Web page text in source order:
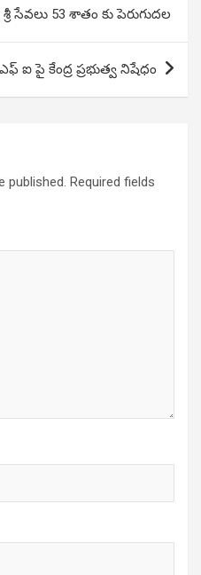
సేవలు 53 శాతం కు పెరుగుదల
ఐ పై కేంద్ర ప్రభుత్వ నిషేధం
published. Required fields